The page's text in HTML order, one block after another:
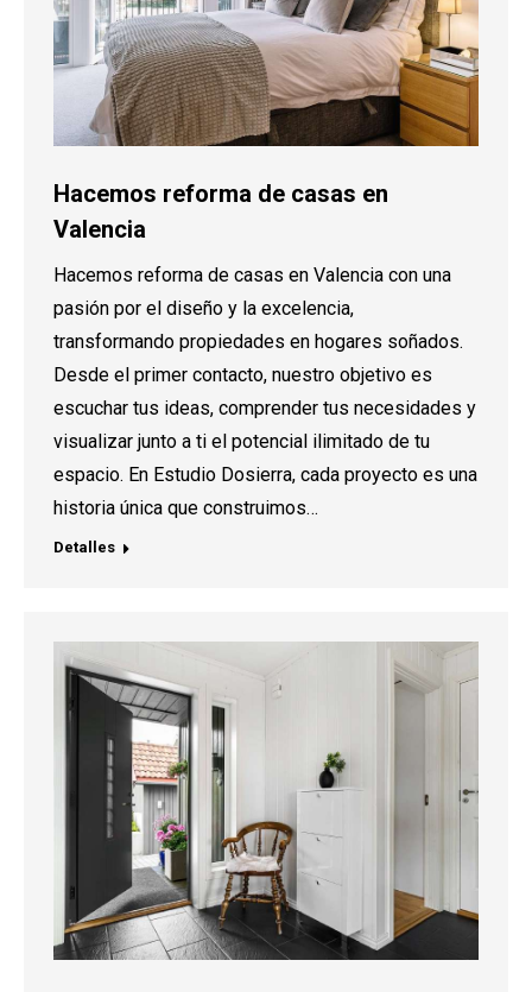
Hacemos reforma de casas en
Valencia
Hacemos reforma de casas en Valencia con una
pasión por el diseño y la excelencia,
transformando propiedades en hogares soñados.
Desde el primer contacto, nuestro objetivo es
escuchar tus ideas, comprender tus necesidades y
visualizar junto a ti el potencial ilimitado de tu
espacio. En Estudio Dosierra, cada proyecto es una
historia única que construimos…
Detalles